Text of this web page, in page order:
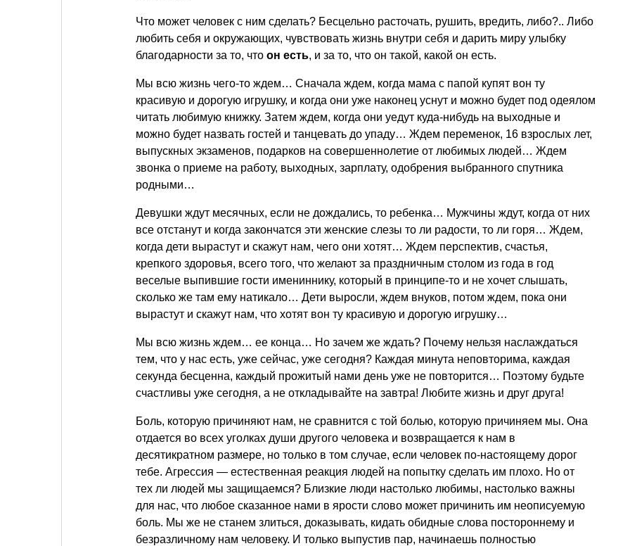
Что может человек с ним сделать? Бесцельно расточать, рушить, вредить, либо?.. Либо
любить себя и окружающих, чувствовать жизнь внутри себя и дарить миру улыбку
благодарности за то, что он есть, и за то, что он такой, какой он есть.
Мы всю жизнь чего-то ждем… Сначала ждем, когда мама с папой купят вон ту
красивую и дорогую игрушку, и когда они уже наконец уснут и можно будет под одеялом
читать любимую книжку. Затем ждем, когда они уедут куда-нибудь на выходные и
можно будет назвать гостей и танцевать до упаду… Ждем переменок, 16 взрослых лет,
выпускных экзаменов, подарков на совершеннолетие от любимых людей… Ждем
звонка о приеме на работу, выходных, зарплату, одобрения выбранного спутника
родными…
Девушки ждут месячных, если не дождались, то ребенка… Мужчины ждут, когда от них
все отстанут и когда закончатся эти женские слезы то ли радости, то ли горя… Ждем,
когда дети вырастут и скажут нам, чего они хотят… Ждем перспектив, счастья,
крепкого здоровья, всего того, что желают за праздничным столом из года в год
веселые выпившие гости имениннику, который в принципе-то и не хочет слышать,
сколько же там ему натикало… Дети выросли, ждем внуков, потом ждем, пока они
вырастут и скажут нам, что хотят вон ту красивую и дорогую игрушку…
Мы всю жизнь ждем… ее конца… Но зачем же ждать? Почему нельзя наслаждаться
тем, что у нас есть, уже сейчас, уже сегодня? Каждая минута неповторима, каждая
секунда бесценна, каждый прожитый нами день уже не повторится… Поэтому будьте
счастливы уже сегодня, а не откладывайте на завтра! Любите жизнь и друг друга!
Боль, которую причиняют нам, не сравнится с той болью, которую причиняем мы. Она
отдается во всех уголках души другого человека и возвращается к нам в
десятикратном размере, но только в том случае, если человек по-настоящему дорог
тебе. Агрессия — естественная реакция людей на попытку сделать им плохо. Но от
тех ли людей мы защищаемся? Близкие люди настолько любимы, настолько важны
для нас, что любое сказанное нами в ярости слово может причинить им неописуемую
боль. Мы же не станем злиться, доказывать, кидать обидные слова постороннему и
безразличному нам человеку. И только выпустив пар, начинаешь полностью